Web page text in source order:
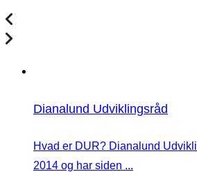
Dianalund Udviklingsråd
Hvad er DUR? Dianalund
2014 og har siden ...